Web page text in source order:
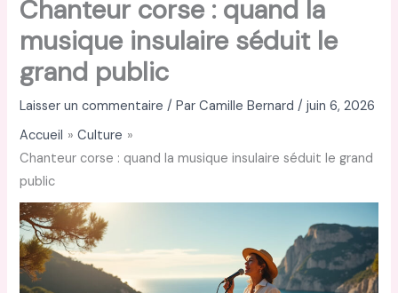
Chanteur corse : quand la
musique insulaire séduit le
grand public
Laisser un commentaire / ParCamille Bernard/juin 6, 2026
Accueil
Culture
Chanteur corse : quand la musique insulaire séduit le grand
public